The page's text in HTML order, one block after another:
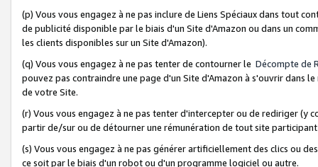
(p) Vous vous engagez à ne pas inclure de Liens Spéciaux dans tout
de publicité disponible par le biais d'un Site d'Amazon ou dans un
les clients disponibles sur un Site d'Amazon).
(q) Vous vous engagez à ne pas tenter de contourner le Décompte de
pouvez pas contraindre une page d'un Site d'Amazon à s'ouvrir dans
de votre Site.
(r) Vous vous engagez à ne pas tenter d'intercepter ou de rediriger
partir de/sur ou de détourner une rémunération de tout site
(s) Vous vous engagez à ne pas générer artificiellement des clics ou
ce soit par le biais d'un robot ou d'un programme logiciel ou autre.